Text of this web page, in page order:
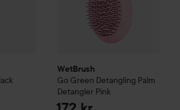
WetBrush
Go Green Detangling Palm
Detangler Pink